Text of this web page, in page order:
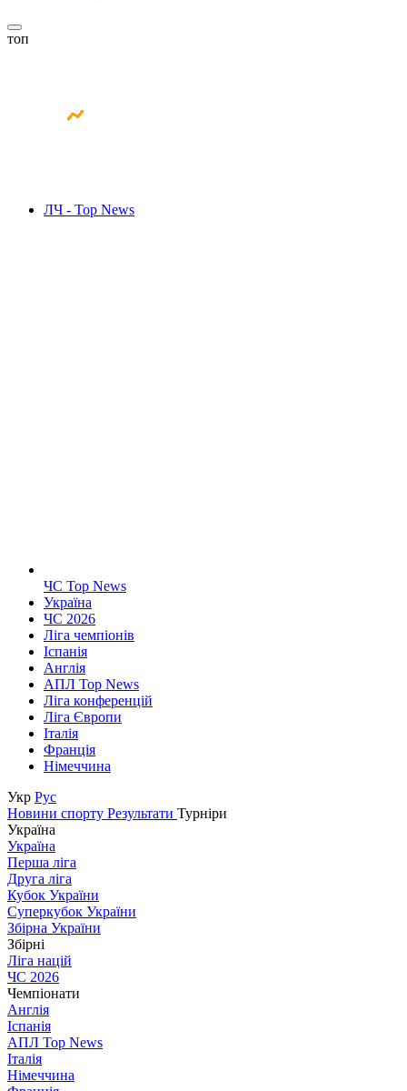
топ
ЛЧ - Top News
ЧС Top News
Україна
ЧС 2026
Ліга чемпіонів
Іспанія
Англія
АПЛ Top News
Ліга конференцій
Ліга Європи
Італія
Франція
Німеччина
Укр Рус
Новини спорту Результати Турніри
Україна
Україна
Перша ліга
Друга ліга
Кубок України
Суперкубок України
Збірна України
Збірні
Ліга націй
ЧС 2026
Чемпіонати
Англія
Іспанія
АПЛ Top News
Італія
Німеччина